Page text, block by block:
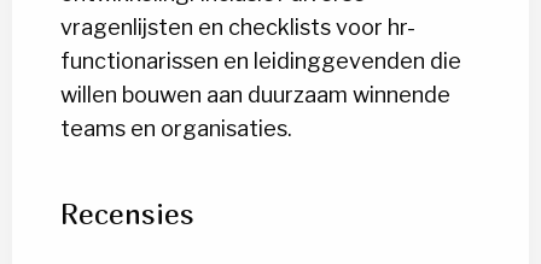
vragenlijsten en checklists voor hr-
functionarissen en leidinggevenden die
willen bouwen aan duurzaam winnende
teams en organisaties.
Recensies